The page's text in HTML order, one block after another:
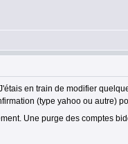
en train de modifier
(type yahoo ou autre)
Une purge des comptes